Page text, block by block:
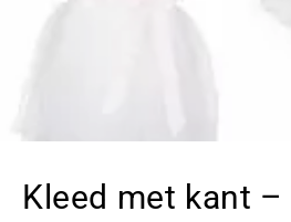
Kleed met kant –